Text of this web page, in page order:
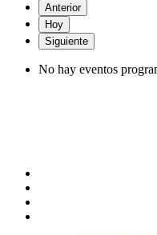
Anterior
Hoy
Siguiente
No hay eventos